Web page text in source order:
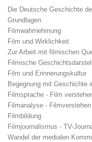
Die Deutsche Geschichte
Grundlagen
Filmwahrnehmung
Film und Wirklichkeit
Zur Arbeit mit filmischen
Filmische
Film und Erinnerungskultur
Begegnung mit Geschichte
Filmsprache - Film
Filmanalyse - Filmverstehen
Filmbildung
Filmjournalismus - TV-
Wandel der medialen